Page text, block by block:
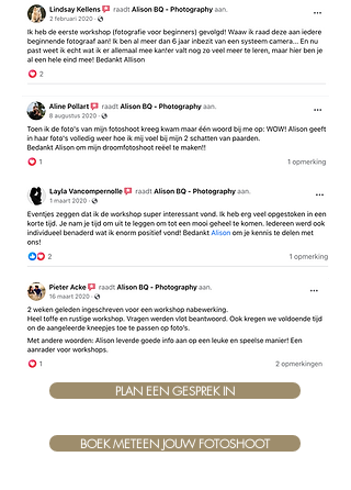
PLAN EEN GESPREK IN
BOEK METEEN JOUW FOTOSHOOT